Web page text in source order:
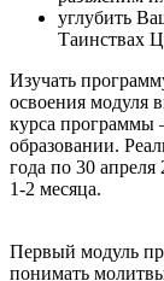
углубить
Таинствах
Изучать
освоения модуля
курса программы
образовании.
года по 30
1-2 месяца.
Первый модуль
понимать